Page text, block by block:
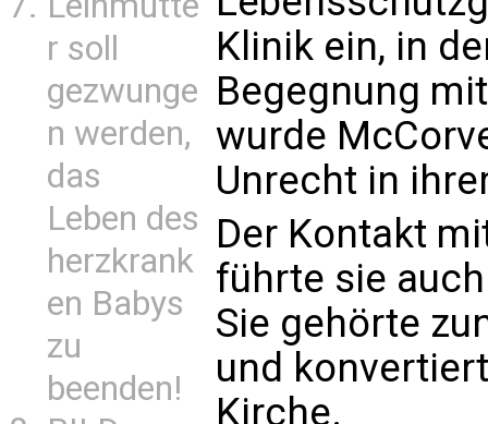
r soll
gezwunge
n werden,
das
Leben des
herzkrank
en Babys
zu
beenden!
Klinik ein, in
Begegnung
wurde
Unrecht in
Der Kontakt
führte sie
Sie gehörte
und
Kirche.